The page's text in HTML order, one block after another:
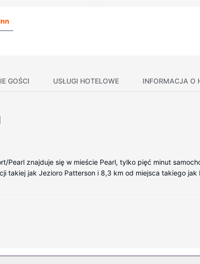
GOŚCI USŁUGI HOTELOWE INFORMACJA O
Pearl znajduje się w mieście Pearl, tylko pięć minut
takiej jak Jezioro Patterson i 8,3 km od miejsca takiego